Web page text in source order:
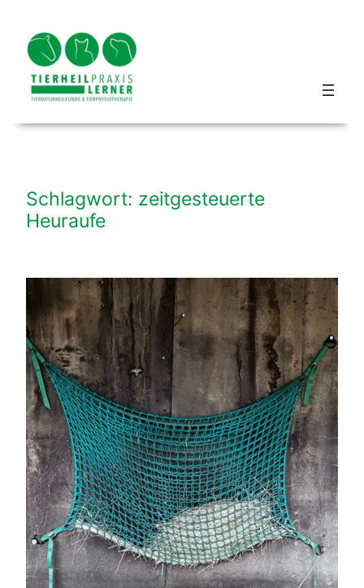
Inhalt
springen
Schlagwort: zeitgesteuerte
Heuraufe